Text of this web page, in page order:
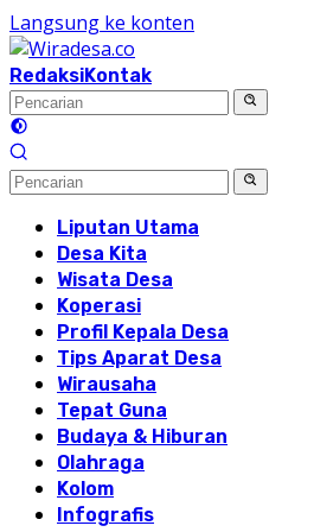
Langsung ke konten
RedaksiKontak
Liputan Utama
Desa Kita
Wisata Desa
Koperasi
Profil Kepala Desa
Tips Aparat Desa
Wirausaha
Tepat Guna
Budaya & Hiburan
Olahraga
Kolom
Infografis